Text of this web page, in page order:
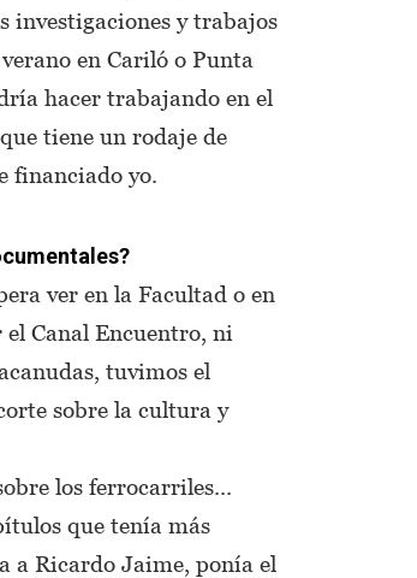
investigaciones y trabajos
en Cariló o Punta
hacer trabajando en el
tiene un rodaje de
financiado yo.
ver en la Facultad o en
Canal Encuentro, ni
tuvimos el
sobre la cultura y
los ferrocarriles...
que tenía más
Ricardo Jaime, ponía el